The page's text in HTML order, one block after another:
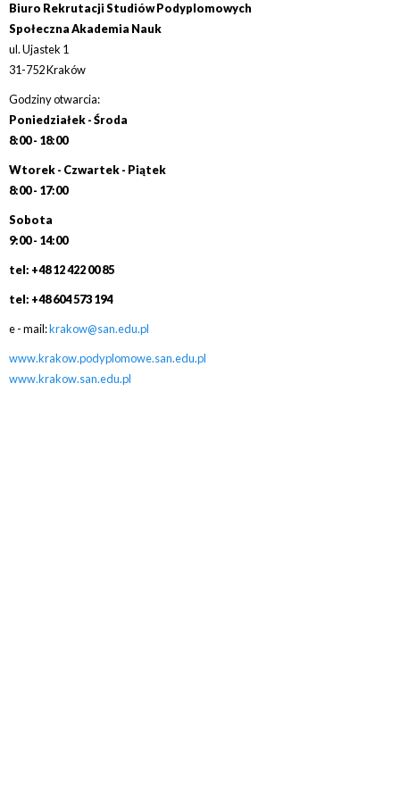
Biuro Rekrutacji Studiów Podyplomowych
Społeczna Akademia Nauk
ul. Ujastek 1
31-752 Kraków
Godziny otwarcia:
Poniedziałek - Środa
8:00 - 18:00
Wtorek - Czwartek - Piątek
8:00 - 17:00
Sobota
9:00 - 14:00
tel: +48 12 422 00 85
tel: +48 604 573 194
e - mail:krakow@san.edu.pl
www.krakow.podyplomowe.san.edu.pl
www.krakow.san.edu.pl